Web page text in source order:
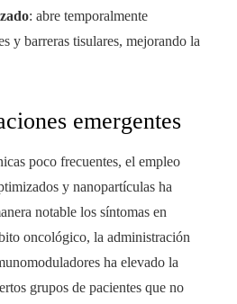
: abre temporalmente
y barreras tisulares, mejorando la
emergentes
poco frecuentes, el empleo
y nanopartículas ha
notable los síntomas en
oncológico, la administración
ha elevado la
grupos de pacientes que no